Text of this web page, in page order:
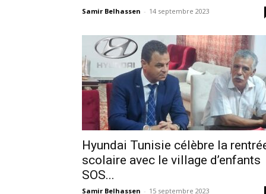
Samir Belhassen - 14 septembre 2023
Hyundai Tunisie célèbre la
scolaire avec le village d’enfants
SOS...
Samir Belhassen - 15 septembre 2023